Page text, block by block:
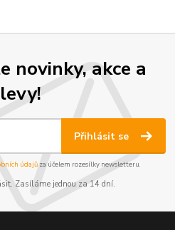
novinky, akce a
Přihlásit se
údajůza účelem rozesílky newsletteru.
Zasíláme jednou za 14 dní.